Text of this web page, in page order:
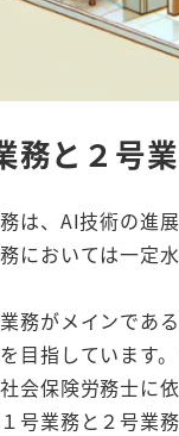
務と２号
は、AI技術の進
においては一定
務がメインであ
目指しています
会保険労務士に
号業務と２号業